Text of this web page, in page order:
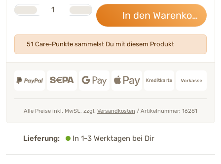
Anzahl
In den Warenkorb
51 Care-Punkte sammelst Du mit diesem Produkt
Alle Preise inkl. MwSt., zzgl. Versandkosten / Artikelnummer: 16281
Lieferung: In 1-3 Werktagen bei Dir